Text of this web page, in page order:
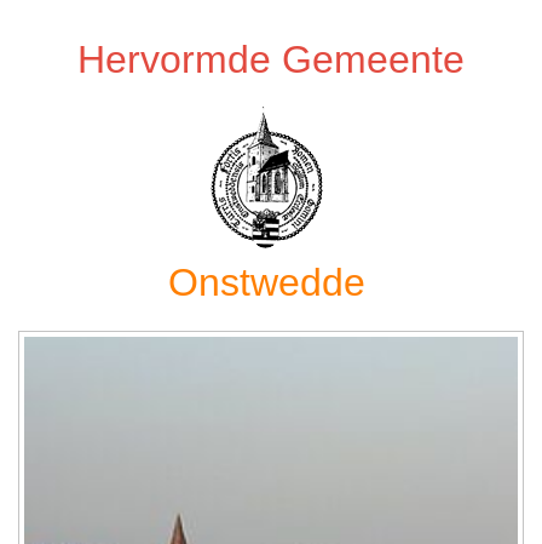
Hervormde Gemeente
Onstwedde